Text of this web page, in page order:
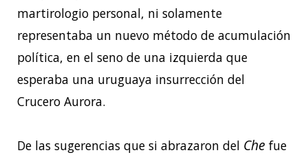
martirologio personal, ni solamente
representaba un nuevo método de acumulación
política, en el seno de una izquierda que
esperaba una uruguaya insurrección del
Crucero Aurora.
De las sugerencias que si abrazaron del Che fue